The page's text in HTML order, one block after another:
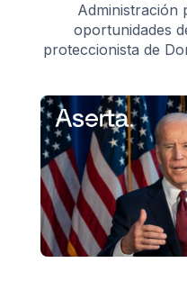
Administración
oportunidades
proteccionista de